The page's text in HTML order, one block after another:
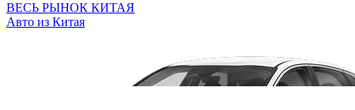
ВЕСЬ РЫНОК КИТАЯ
Авто из Китая